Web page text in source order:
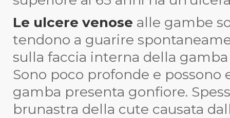
Le ulcere venose alle gambe
tendono a guarire
sulla faccia interna della
Sono poco profonde e possono
gamba presenta gonfiore.
brunastra della cute causata